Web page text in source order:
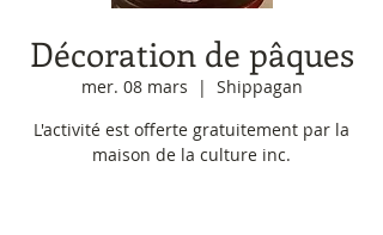
Décoration de pâques
mer. 08 mars
  |
Shippagan
L'activité est offerte gratuitement par la
maison de la culture inc.